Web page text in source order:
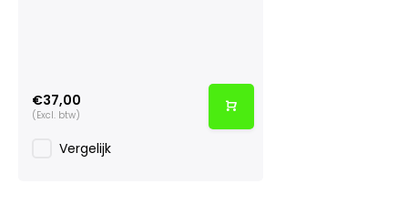
€37,00
(Excl. btw)
Vergelijk